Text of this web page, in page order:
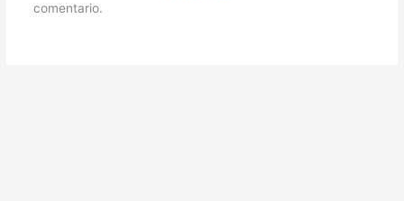
comentario.